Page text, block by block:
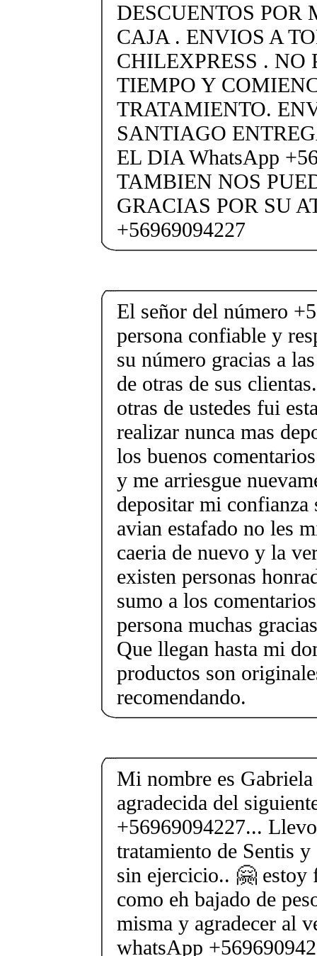
DESCUENTOS POR
CAJA . ENVIOS A
CHILEXPRESS . NO
TIEMPO Y
TRATAMIENTO.
SANTIAGO
EL DIA WhatsApp
TAMBIEN NOS
GRACIAS POR SU
+56969094227
El señor del número
persona confiable y
su número gracias a
de otras de sus
otras de ustedes fui
realizar nunca mas
los buenos
y me arriesgue
depositar mi confianza
avian estafado no les
caeria de nuevo y la
existen personas
sumo a los
persona muchas
Que llegan hasta mi
productos son
recomendando.
Mi nombre es
agradecida del
+56969094227...
tratamiento de Sentis
sin ejercicio.. 🤗 estoy
como eh bajado de
misma y agradecer al
whatsApp